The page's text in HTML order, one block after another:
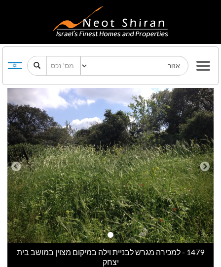
Previous Next
1479 - למכירה מגרש לבניית וילה במיקום מצוין במושב בית
יצחק